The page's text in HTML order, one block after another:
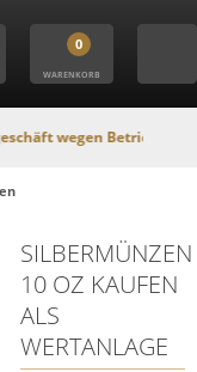
0
WARENKORB
wegen
SILBERMÜNZEN
10 OZ KAUFEN
ALS
WERTANLAGE